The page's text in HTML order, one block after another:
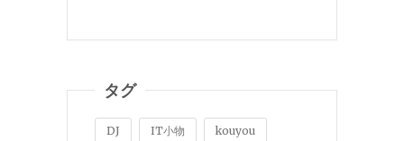
タグ
DJ IT小物 kouyou